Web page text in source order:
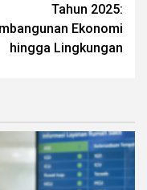
Tahun 2025:
Ekonomi
hingga Lingkungan